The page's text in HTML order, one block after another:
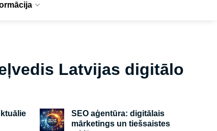
Latvijas digitālo
SEO aģentūra: digitālais
mārketings un tiešsaistes